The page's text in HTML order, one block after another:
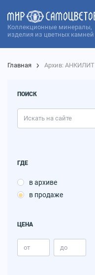
Коллекционные минералы,
изделия из цветных камней
Главная Архив: АНКИЛИТ
ПОИСК
ГДЕ
в архиве
в продаже
ЦЕНА